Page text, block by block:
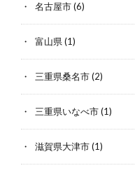
名古屋市(6)
富山県(1)
三重県桑名市(2)
三重県いなべ市(1)
滋賀県大津市(1)